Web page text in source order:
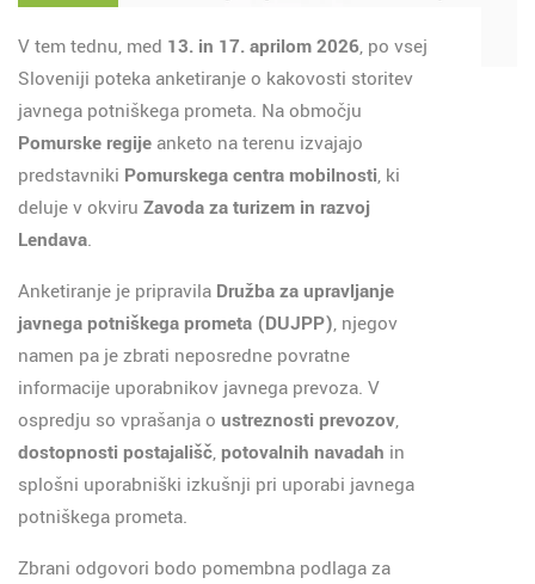
V tem tednu, med 13. in 17. aprilom 2026, po vsej
Sloveniji poteka anketiranje o kakovosti storitev
javnega potniškega prometa. Na območju
Pomurske regije anketo na terenu izvajajo
predstavniki Pomurskega centra mobilnosti, ki
deluje v okviru Zavoda za turizem in razvoj
Lendava.
Anketiranje je pripravila Družba za upravljanje
javnega potniškega prometa (DUJPP), njegov
namen pa je zbrati neposredne povratne
informacije uporabnikov javnega prevoza. V
ospredju so vprašanja o ustreznosti prevozov,
dostopnosti postajališč, potovalnih navadah in
splošni uporabniški izkušnji pri uporabi javnega
potniškega prometa.
Zbrani odgovori bodo pomembna podlaga za